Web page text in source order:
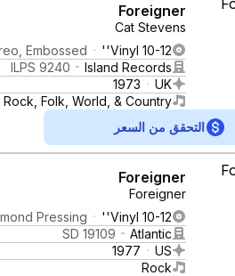
Foreigner
Cat Stevens
Vinyl 10-12''
Embossed
Island Records
ILPS 9240
UK
1973
Rock, Folk, World, & Country
التحقق من السعر
Foreigner
Foreigner
Vinyl 10-12''
Pressing
Atlantic
SD 19109
US
1977
Rock